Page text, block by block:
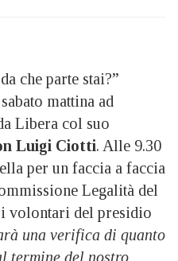
che parte stai?”
mattina ad
Libera col suo
Luigi Ciotti. Alle 9.30
per un faccia a faccia
Legalità del
volontari del presidio
una verifica di quanto
termine del nostro